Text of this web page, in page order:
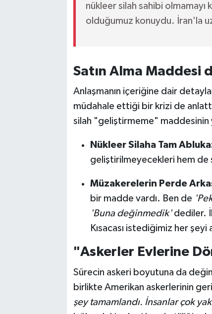
nükleer silah sahibi olmamayı
olduğumuz konuydu. İran'la
Satın Alma Maddesi
Anlaşmanın içeriğine dair
müdahale ettiği bir krizi de
silah "geliştirmeme" maddesinin
Nükleer Silaha Tam
geliştirilmeyecekleri hem de
Müzakerelerin Perde
bir madde vardı. Ben de
'Buna değinmedik'dediler.
Kısacası istediğimiz her şeyi
"Askerler Evlerine
Sürecin askeri boyutuna da
birlikte Amerikan askerlerinin
şey tamamlandı. İnsanlar çok